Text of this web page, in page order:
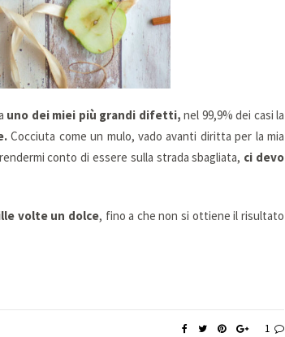
uno dei miei più grandi difetti, nel 99,9% dei casi la
Cocciuta come un mulo, vado avanti diritta per la mia
conto di essere sulla strada sbagliata, ci devo
volte un dolce, fino a che non si ottiene il risultato
1